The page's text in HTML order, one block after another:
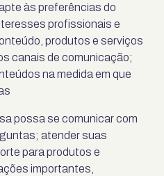
às preferências do
profissionais e
produtos e serviços
canais de comunicação;
na medida em que
possa se comunicar com
atender suas
para produtos e
importantes,